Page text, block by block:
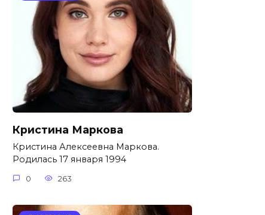
Кристина Маркова
Кристина Алексеевна Маркова.
Родилась 17 января 1994
0 263